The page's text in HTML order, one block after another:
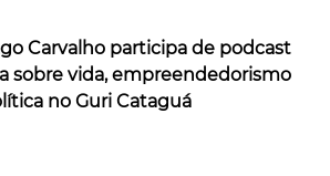
Carvalho participa de podcast
sobre vida, empreendedorismo
no Guri Cataguá